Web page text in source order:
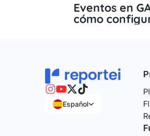
Eventos en
cómo
Español